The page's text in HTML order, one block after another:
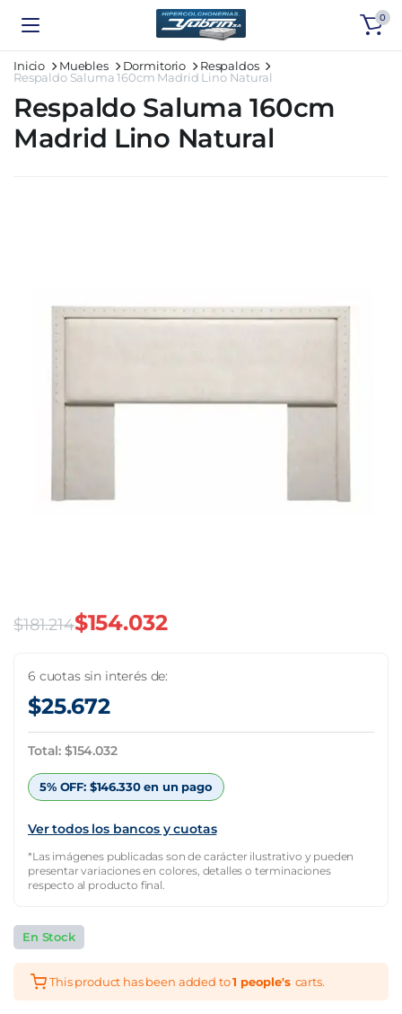
0
Inicio Muebles Dormitorio
Respaldos
Respaldo Saluma 160cm Madrid Lino Natural
Respaldo Saluma 160cm
Madrid Lino Natural
$181.214
precio
original
era:
$181.214.
$154.032
precio
actual
es:
$154.032.
6 cuotas sin interés de:
$25.672
Total: $154.032
5% OFF: $146.330en un pago
Ver todos los bancos y cuotas
*Las imágenes publicadas son de carácter ilustrativo y pueden
presentar variaciones en colores, detalles o terminaciones
respecto al producto final.
En Stock
This product has been added to1 people's carts.